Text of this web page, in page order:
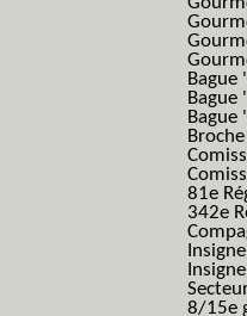
Bague
Bague
Bague
81e
342e
8/15e